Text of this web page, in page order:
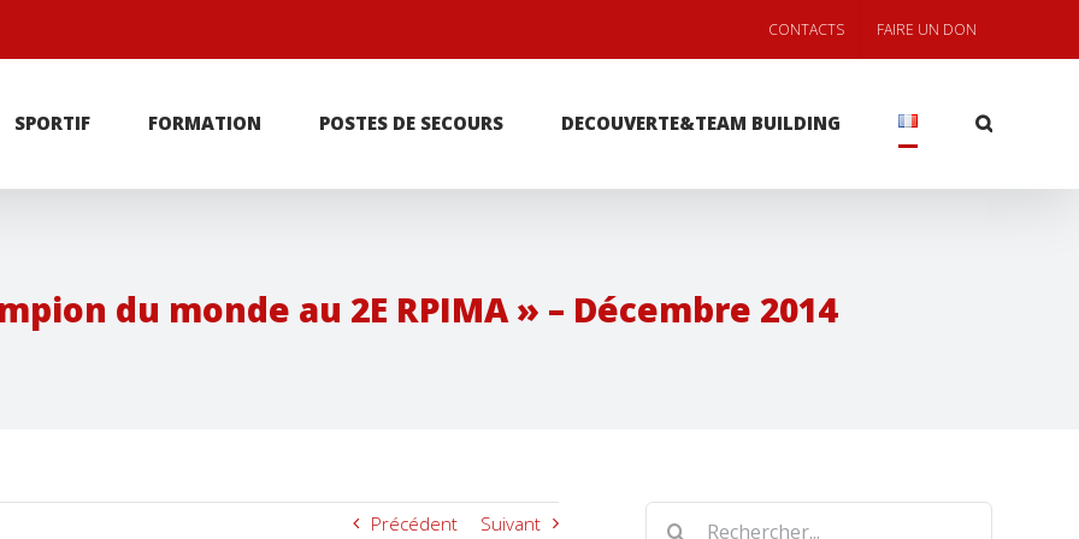
CONTACTS FAIRE UN DON
SPORTIF FORMATION POSTES DE SECOURS DECOUVERTE&TEAM BUILDING
du monde au 2E RPIMA » – Décembre 2014
Précédent Suivant